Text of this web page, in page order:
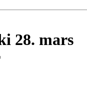
28. mars